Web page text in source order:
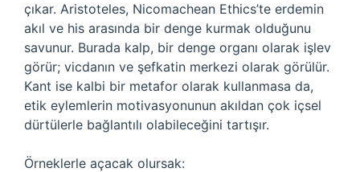
çıkar. Aristoteles, Nicomachean Ethics’te erdemin
akıl ve his arasında bir denge kurmak olduğunu
savunur. Burada kalp, bir denge organı olarak işlev
görür; vicdanın ve şefkatin merkezi olarak görülür.
Kant ise kalbi bir metafor olarak kullanmasa da,
etik eylemlerin motivasyonunun akıldan çok içsel
dürtülerle bağlantılı olabileceğini tartışır.
Örneklerle açacak olursak: